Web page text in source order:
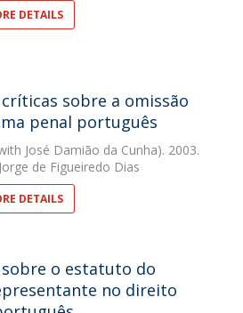
DETAILS
sobre a omissão
penal português
José Damião da Cunha). 2003.
de Figueiredo Dias
DETAILS
o estatuto do
no direito